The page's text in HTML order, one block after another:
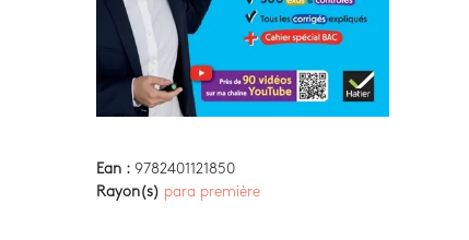
Ean : 9782401121850
Rayon(s) para première